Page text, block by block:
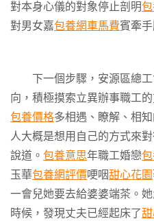
對本身心儀的對象停止剖明
對男女嘉包養網車馬費賓牽
下一個步驟，安源區總工
向，積極摸索立異辦事職工
包養價格多相遇、瞭解、相
人大概是想用自己的方式來
說道。 包養意思年職工婚戀
玉華包養網評價哽咽甜心花園
一會兒她要去給婆婆端茶。
時候，發現丈夫已經起床了